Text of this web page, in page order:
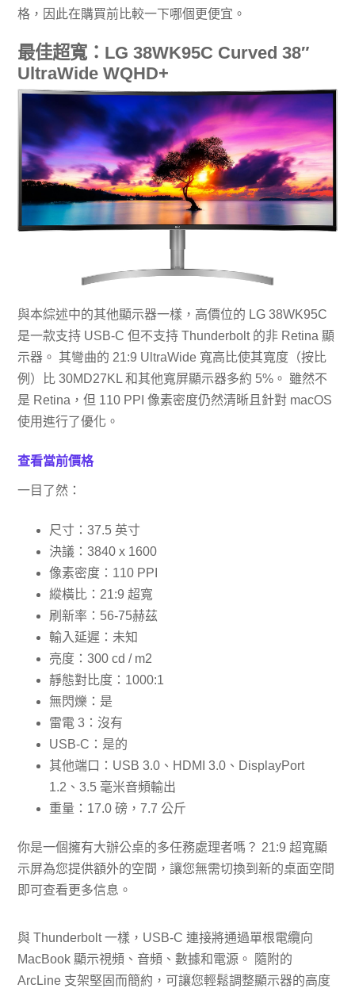
格，因此在購買前比較一下哪個更便宜。
最佳超寬：LG 38WK95C Curved 38″
UltraWide WQHD+
與本綜述中的其他顯示器一樣，高價位的 LG 38WK95C
是一款支持 USB-C 但不支持 Thunderbolt 的非 Retina 顯
示器。 其彎曲的 21:9 UltraWide 寬高比使其寬度（按比
例）比 30MD27KL 和其他寬屏顯示器多約 5%。 雖然不
是 Retina，但 110 PPI 像素密度仍然清晰且針對 macOS
使用進行了優化。
查看當前價​​格
一目了然：
尺寸：37.5 英寸
決議：3840 x 1600
像素密度：110 PPI
縱橫比：21:9 超寬
刷新率：56-75赫茲
輸入延遲：未知
亮度：300 cd / m2
靜態對比度：1000:1
無閃爍：是
雷電 3：沒有
USB-C：是的
其他端口：USB 3.0、HDMI 3.0、DisplayPort
1.2、3.5 毫米音頻輸出
重量：17.0 磅，7.7 公斤
你是一個擁有大辦公桌的多任務處理者嗎？ 21:9 超寬顯
示屏為您提供額外的空間，讓您無需切換到新的桌面空間
即可查看更多信息。
與 Thunderbolt 一樣，USB-C 連接將通過單根電纜向
MacBook 顯示視頻、音頻、數據和電源。 隨附的
ArcLine 支架堅固而簡約，可讓您輕鬆調整顯示器的高度